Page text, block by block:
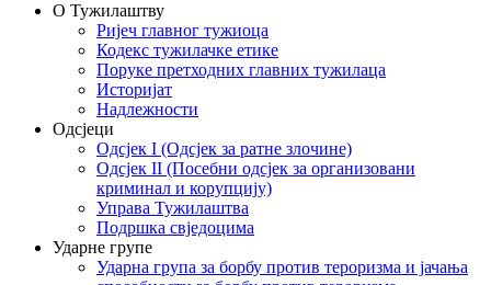
О Тужилаштву
Ријеч главног тужиоца
Кодекс тужилачке етике
Поруке претходних главних тужилаца
Историјат
Надлежности
Одсјеци
Одсјек I (Одсјек за ратне злочине)
Одсјек II (Посебни одсјек за организовани
криминал и корупцију)
Управа Тужилаштва
Подршка свједоцима
Ударне групе
Ударна група за борбу против тероризма и јачања